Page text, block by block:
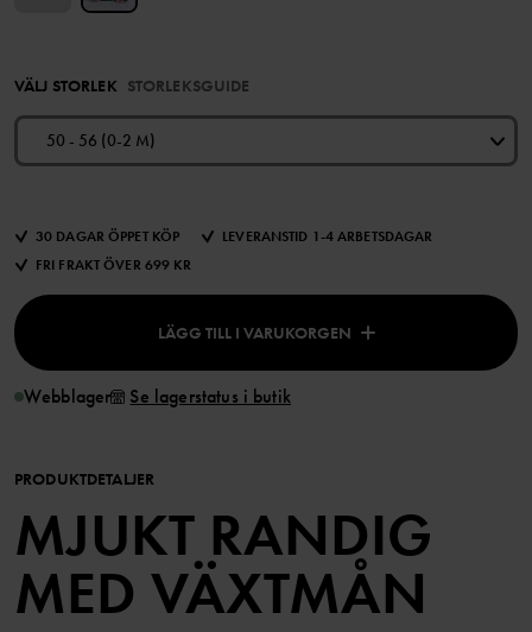
VÄLJ STORLEK STORLEKSGUIDE
50 - 56 (0-2 M)
30 DAGAR ÖPPET KÖP
LEVERANSTID 1-4 ARBETSDAGAR
FRI FRAKT ÖVER 699 KR
LÄGG TILL I VARUKORGEN
Webblager Se lagerstatus i butik
PRODUKTDETALJER
MJUKT RANDIG
MED VÄXTMÅN